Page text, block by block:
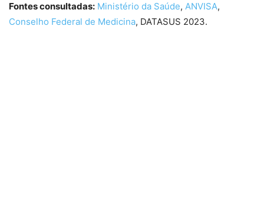
Fontes consultadas: Ministério da Saúde, ANVISA,
Conselho Federal de Medicina, DATASUS 2023.